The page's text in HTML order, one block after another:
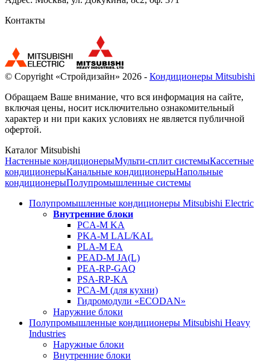
Контакты
© Copyright «Стройдизайн» 2026 - Кондиционеры Mitsubishi
Обращаем Ваше внимание, что вся информация на сайте,
включая цены, носит исключительно ознакомительный
характер и ни при каких условиях не является публичной
офертой.
Каталог Mitsubishi
Настенные кондиционерыМульти-сплит системыКассетные
кондиционерыКанальные кондиционерыНапольные
кондиционерыПолупромышленные системы
Полупромышленные кондиционеры Mitsubishi Electric
Внутренние блоки
PCA-M KA
PKA-M LAL/KAL
PLA-M EA
PEAD-M JA(L)
PEA-RP-GAQ
PSA-RP-KA
PCA-M (для кухни)
Гидромодули «ECODAN»
Наружние блоки
Полупромышленные кондиционеры Mitsubishi Heavy
Industries
Наружные блоки
Внутренние блоки